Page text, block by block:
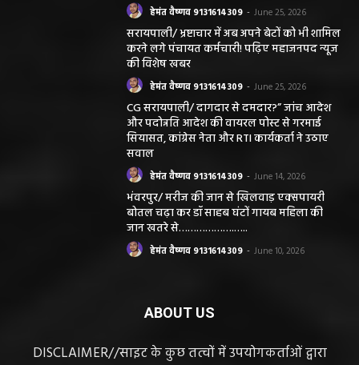
हेमंत वैष्णव 9131614309 - June 25, 2026
सरायपाली/ भ्रष्टाचार में अब अपने बेटों को भी शामिल
करने लगे पंचायत कर्मचारी! पढ़िए महाजनपद न्यूज
की विशेष खबर
हेमंत वैष्णव 9131614309 - June 25, 2026
CG सरायपाली/ दागदार से दमदार?” जांच आदेश
और पदोन्नति आदेश की वायरल पोस्ट से गरमाई
सियासत, कांग्रेस नेता और RTI कार्यकर्ता ने उठाए
सवाल
हेमंत वैष्णव 9131614309 - June 14, 2026
भंवरपुर/ मरीज की जान से खिलवाड़ एक्सपायरी
बोतल चढ़ा कर डॉ साहब घंटों गायब महिला की
जान खतरे से……………….…..
हेमंत वैष्णव 9131614309 - June 10, 2026
ABOUT US
DISCLAIMER//साइट के कुछ तत्वों में उपयोगकर्ताओं द्वारा